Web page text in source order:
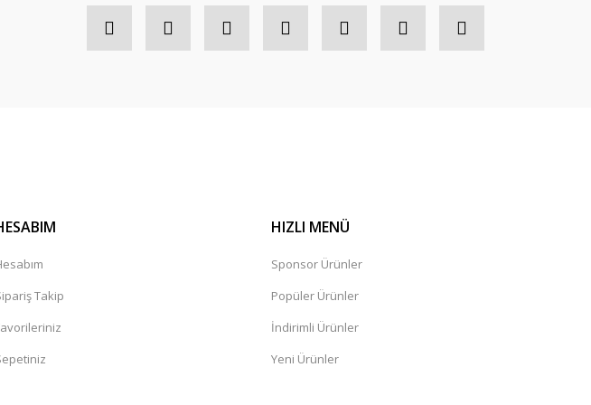
Takip
HIZLI MENÜ
Sponsor Ürünler
Popüler Ürünler
İndirimli Ürünler
Yeni Ürünler